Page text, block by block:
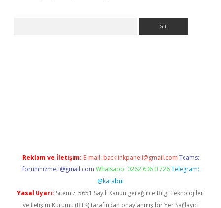
Reklam ve İletişim: E-mail: backlinkpaneli@gmail.com Teams:
forumhizmeti@gmail.com Whatsapp: 0262 606 0 726 Telegram:
@karabul
Yasal Uyarı: Sitemiz, 5651 Sayılı Kanun gereğince Bilgi Teknolojileri
ve İletişim Kurumu (BTK) tarafından onaylanmış bir Yer Sağlayıcı